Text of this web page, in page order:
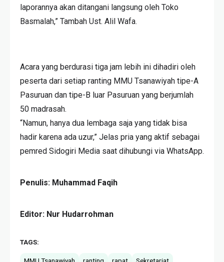
laporannya akan ditangani langsung oleh Toko
Basmalah,” Tambah Ust. Alil Wafa.
Acara yang berdurasi tiga jam lebih ini dihadiri oleh
peserta dari setiap ranting MMU Tsanawiyah tipe-A
Pasuruan dan tipe-B luar Pasuruan yang berjumlah
50 madrasah.
“Namun, hanya dua lembaga saja yang tidak bisa
hadir karena ada uzur,” Jelas pria yang aktif sebagai
pemred Sidogiri Media saat dihubungi via WhatsApp.
Penulis: Muhammad Faqih
Editor: Nur Hudarrohman
TAGS: